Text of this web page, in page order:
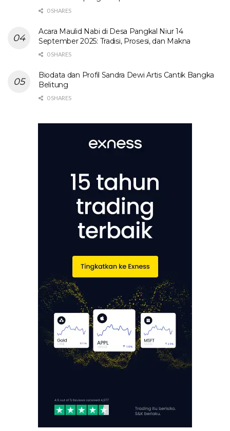
0 SHARES
Acara Maulid Nabi di Desa Pangkal Niur 14
September 2025: Tradisi, Prosesi, dan Makna
0 SHARES
Biodata dan Profil Sandra Dewi Artis Cantik Bangka
Belitung
0 SHARES